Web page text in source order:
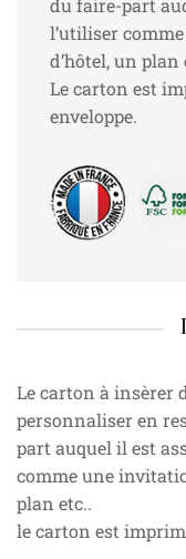
du faire-part
l’utiliser
d’hôtel, un plan
Le carton est
enveloppe.
Le carton à insèrer
personnaliser en
part auquel il est
comme une
plan etc..
le carton est